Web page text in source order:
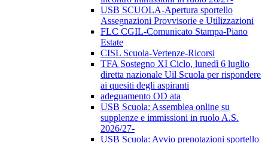
USB SCUOLA-Apertura sportello
Assegnazioni Provvisorie e Utilizzazioni
FLC CGIL-Comunicato Stampa-Piano
Estate
CISL Scuola-Vertenze-Ricorsi
TFA Sostegno XI Ciclo, lunedì 6 luglio
diretta nazionale Uil Scuola per rispondere
ai quesiti degli aspiranti
adeguamento OD ata
USB Scuola: Assemblea online su
supplenze e immissioni in ruolo A.S.
2026/27-
USB Scuola: Avvio prenotazioni sportello